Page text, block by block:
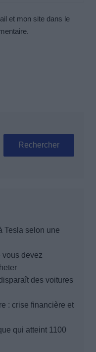
et mon site dans le
Rechercher
Tesla selon une
vous devez
des voitures
: crise financière et
qui atteint 1100